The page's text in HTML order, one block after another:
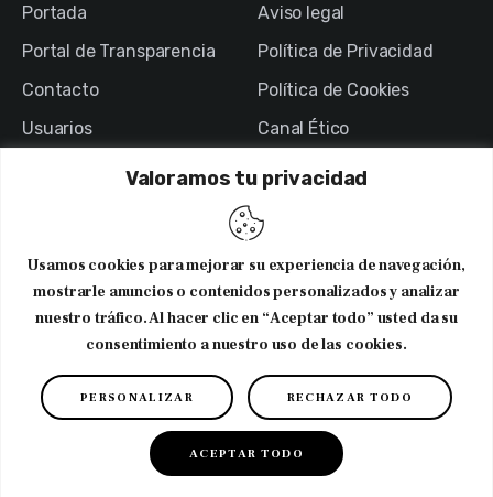
Valoramos tu privacidad
Usamos cookies para mejorar su experiencia de navegación,
mostrarle anuncios o contenidos personalizados y analizar
nuestro tráfico. Al hacer clic en “Aceptar todo” usted da su
consentimiento a nuestro uso de las cookies.
PERSONALIZAR RECHAZAR TODO
ACEPTAR TODO
Portada
Portal de Transparencia
Contacto
Usuarios
Aviso legal
Política de Privacidad
Política de Cookies
Canal Ético
Suscribirme al newsletter
Copyright © 2026. CODNIB. Colegio Oficial de Dietistas-
Nutricionistas de Illes Balears